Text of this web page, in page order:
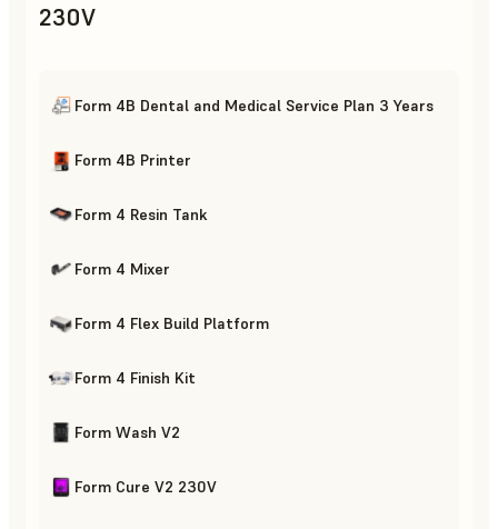
230V
Form 4B Dental and Medical Service Plan 3 Years
Form 4B Printer
Form 4 Resin Tank
Form 4 Mixer
Form 4 Flex Build Platform
Form 4 Finish Kit
Form Wash V2
Form Cure V2 230V